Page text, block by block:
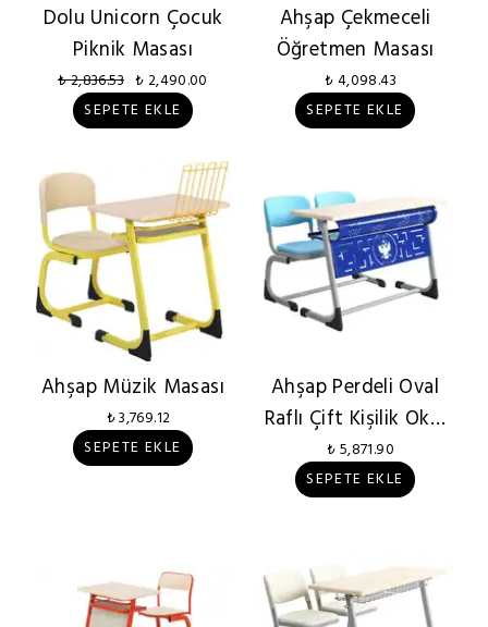
Dolu Unicorn Çocuk
Piknik Masası
₺ 2,836.53 ₺ 2,490.00
SEPETE EKLE
Ahşap Çekmeceli
Öğretmen Masası
₺ 4,098.43
SEPETE EKLE
Ahşap Müzik Masası
₺ 3,769.12
SEPETE EKLE
Ahşap Perdeli Oval
Raflı Çift Kişilik Okul
Sırası
₺ 5,871.90
SEPETE EKLE